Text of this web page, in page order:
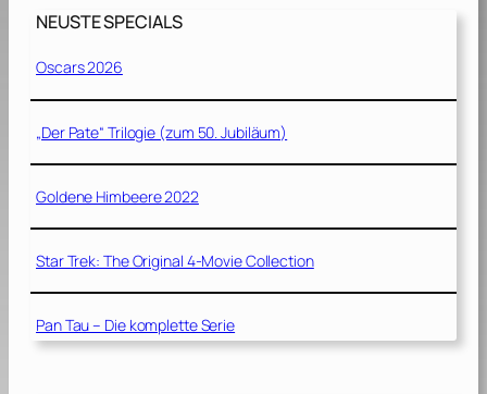
NEUSTE SPECIALS
Oscars 2026
„Der Pate“ Trilogie (zum 50. Jubiläum)
Goldene Himbeere 2022
Star Trek: The Original 4-Movie Collection
Pan Tau – Die komplette Serie